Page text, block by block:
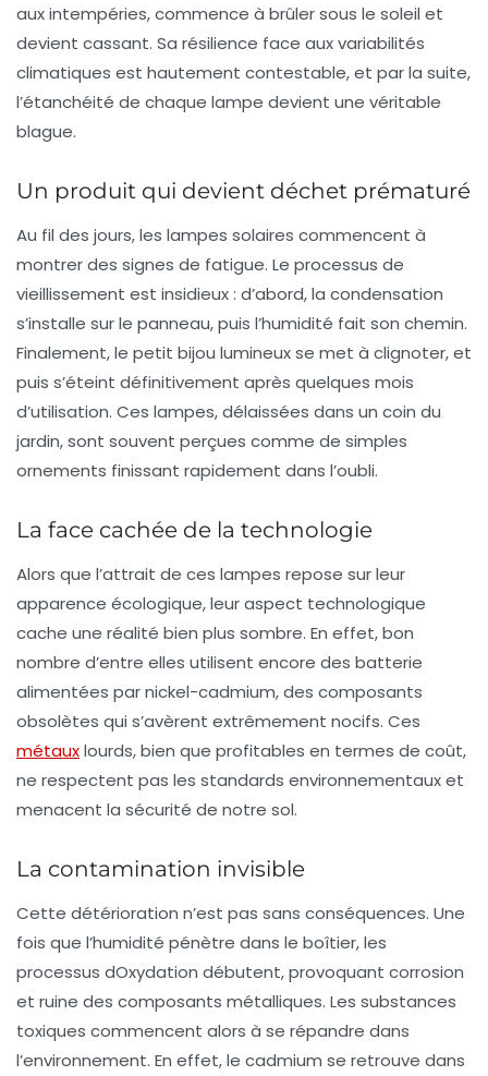
aux intempéries, commence à brûler sous le soleil et
devient cassant. Sa résilience face aux variabilités
climatiques est hautement contestable, et par la suite,
l’étanchéité de chaque lampe devient une véritable
blague.
Un produit qui devient déchet prématuré
Au fil des jours, les lampes solaires commencent à
montrer des signes de fatigue. Le processus de
vieillissement est insidieux : d’abord, la condensation
s’installe sur le panneau, puis l’humidité fait son chemin.
Finalement, le petit bijou lumineux se met à clignoter, et
puis s’éteint définitivement après quelques mois
d’utilisation. Ces lampes, délaissées dans un coin du
jardin, sont souvent perçues comme de simples
ornements finissant rapidement dans l’oubli.
La face cachée de la technologie
Alors que l’attrait de ces lampes repose sur leur
apparence écologique, leur aspect technologique
cache une réalité bien plus sombre. En effet, bon
nombre d’entre elles utilisent encore des batterie
alimentées parnickel-cadmium, des composants
obsolètes qui s’avèrent extrêmement nocifs. Ces
métauxlourds, bien que profitables en termes de coût,
ne respectent pas les standards environnementaux et
menacent la sécurité de notre sol.
La contamination invisible
Cette détérioration n’est pas sans conséquences. Une
fois que l’humidité pénètre dans le boîtier, les
processus dOxydation débutent, provoquant corrosion
et ruine des composants métalliques. Les substances
toxiques commencent alors à se répandre dans
l’environnement. En effet, le cadmium se retrouve dans